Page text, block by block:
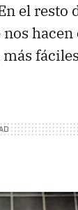
el resto
hacen